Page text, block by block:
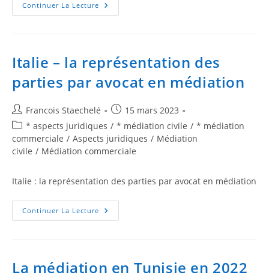
Continuer La Lecture
Italie – la représentation des
parties par avocat en médiation
Francois Staechelé
15 mars 2023
* aspects juridiques / * médiation civile / * médiation
commerciale / Aspects juridiques / Médiation
civile / Médiation commerciale
Italie : la représentation des parties par avocat en médiation
Continuer La Lecture
La médiation en Tunisie en 2022